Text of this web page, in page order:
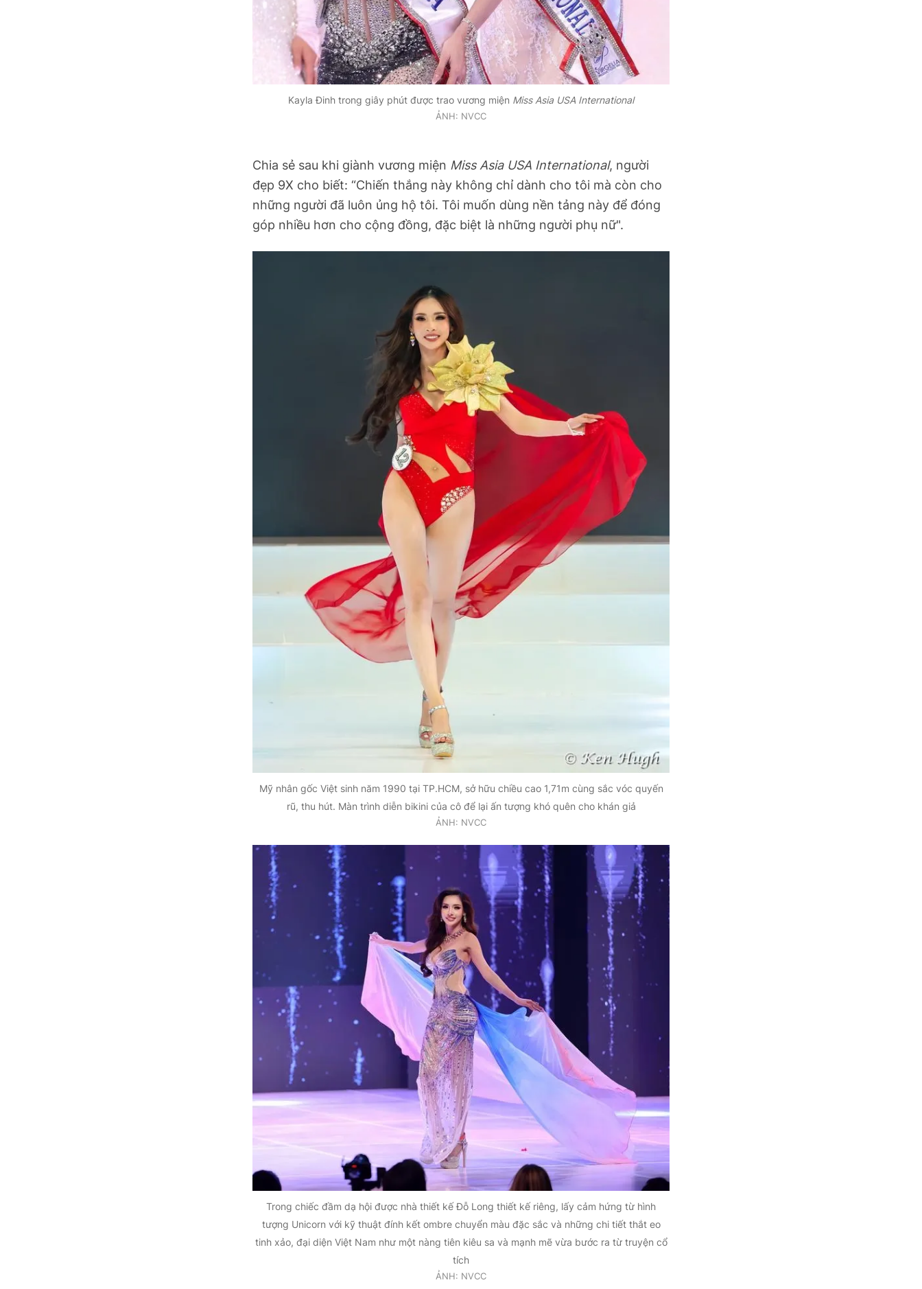
Kayla Đinh trong giây phút được trao vương miện Miss Asia USA International
ẢNH: NVCC
Chia sẻ sau khi giành vương miện Miss Asia USA International, người
đẹp 9X cho biết: “Chiến thắng này không chỉ dành cho tôi mà còn cho
những người đã luôn ủng hộ tôi. Tôi muốn dùng nền tảng này để đóng
góp nhiều hơn cho cộng đồng, đặc biệt là những người phụ nữ".
Mỹ nhân gốc Việt sinh năm 1990 tại TP.HCM, sở hữu chiều cao 1,71m cùng sắc vóc quyến
rũ, thu hút. Màn trình diễn bikini của cô để lại ấn tượng khó quên cho khán giả
ẢNH: NVCC
Trong chiếc đầm dạ hội được nhà thiết kế Đỗ Long thiết kế riêng, lấy cảm hứng từ hình
tượng Unicorn với kỹ thuật đính kết ombre chuyển màu đặc sắc và những chi tiết thắt eo
tinh xảo, đại diện Việt Nam như một nàng tiên kiêu sa và mạnh mẽ vừa bước ra từ truyện cổ
tích
ẢNH: NVCC